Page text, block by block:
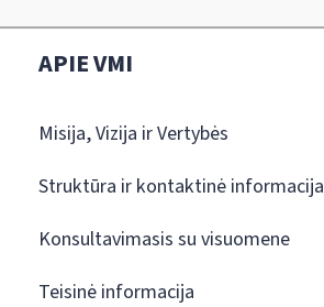
APIE VMI
Misija, Vizija ir Vertybės
Struktūra ir kontaktinė informacija
Konsultavimasis su visuomene
Teisinė informacija